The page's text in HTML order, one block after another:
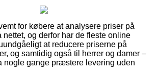
for købere at analysere priser på
og derfor har de fleste online
at reducere priserne på
og samtidig også til herrer og damer –
nogle gange præstere levering uden